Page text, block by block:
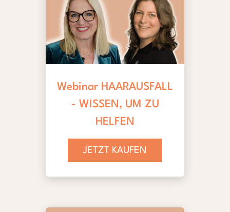
Webinar HAARAUSFALL
- WISSEN, UM ZU
HELFEN
JETZT KAUFEN